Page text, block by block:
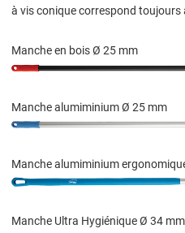
à vis conique correspond toujours
Manche en bois Ø 25 mm
Manche alumiminium Ø 25 mm
Manche alumiminium
Manche Ultra Hygiénique Ø 34 mm